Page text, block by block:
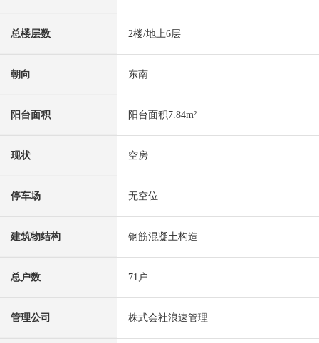
总楼层数 2楼/地上6层
朝向 东南
阳台面积 阳台面积7.84m²
现状 空房
停车场 无空位
建筑物结构 钢筋混凝土构造
总户数 71户
管理公司 株式会社浪速管理